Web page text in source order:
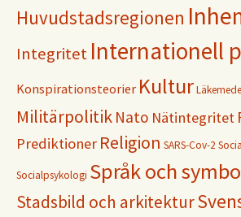
Huvudstadsregionen
Integritet Internationell
Konspirationsteorier Kultur
Militärpolitik Nato Nätintegritet
Prediktioner Religion SARS-Cov-2
Socialpsykologi Språk och
Stadsbild och arkitektur